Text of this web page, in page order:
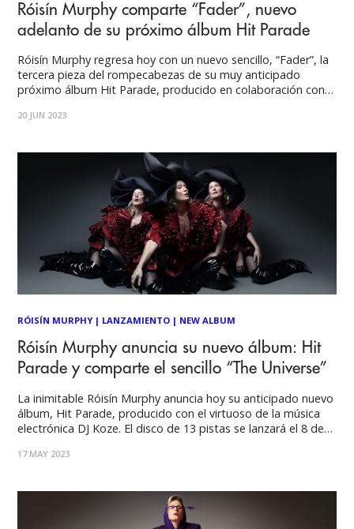
Róisín Murphy comparte “Fader”, nuevo
adelanto de su próximo álbum Hit Parade
Róisín Murphy regresa hoy con un nuevo sencillo, “Fader”, la
tercera pieza del rompecabezas de su muy anticipado
próximo álbum Hit Parade, producido en colaboración con
el álbum de 13 canciones desdibuja elocuentemente el
20 JUN 2023
RÓISÍN MURPHY| LANZAMIENTO | NEW ALBUM
Róisín Murphy anuncia su nuevo álbum: Hit
Parade y comparte el sencillo “The Universe”
La inimitable Róisín Murphy anuncia hoy su anticipado nuevo
álbum, Hit Parade, producido con el virtuoso de la música
electrónica DJ Koze. El disco de 13 pistas se lanzará el 8 de
anuncio llega acompañado de un nuevo sencillo, “The
17 MAY 2023